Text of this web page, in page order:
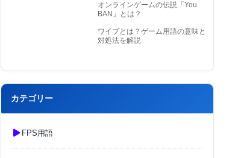
オンラインゲームの伝説「You
BAN」とは？
ワイプとは？ゲーム用語の意味と
対処法を解説
カテゴリー
FPS用語